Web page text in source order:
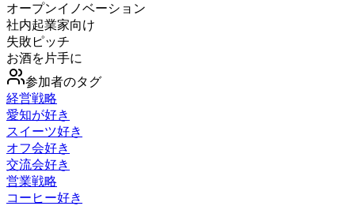
オープンイノベーション
社内起業家向け
失敗ピッチ
お酒を片手に
参加者のタグ
経営戦略
愛知が好き
スイーツ好き
オフ会好き
交流会好き
営業戦略
コーヒー好き